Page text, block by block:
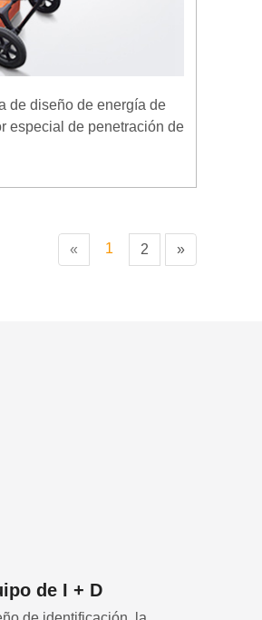
de diseño de energía de
especial de penetración de
« 1 2 »
de I + D